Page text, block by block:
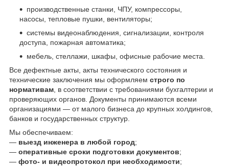
производственные станки, ЧПУ, компрессоры,
насосы, тепловые пушки, вентиляторы;
системы видеонаблюдения, сигнализации, контроля
доступа, пожарная автоматика;
мебель, стеллажи, шкафы, офисные рабочие места.
Все дефектные акты, акты технического состояния и
технические заключения мы оформляем строго по
нормативам , в соответствии с требованиями бухгалтерии и
проверяющих органов. Документы принимаются всеми
организациями — от малого бизнеса до крупных холдингов,
банков и государственных структур.
Мы обеспечиваем:
— выезд инженера в любой город;
— оперативные сроки подготовки документов;
— фото- и видеопротокол при необходимости;